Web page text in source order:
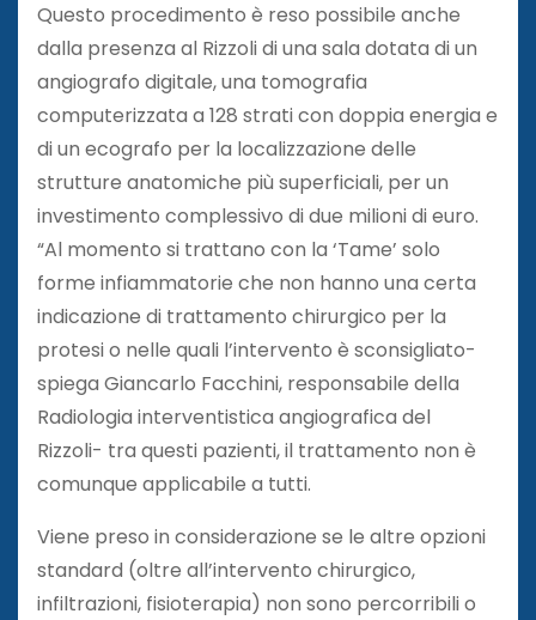
Questo procedimento è reso possibile anche
dalla presenza al Rizzoli di una sala dotata di un
angiografo digitale, una tomografia
computerizzata a 128 strati con doppia energia e
di un ecografo per la localizzazione delle
strutture anatomiche più superficiali, per un
investimento complessivo di due milioni di euro.
“Al momento si trattano con la ‘Tame’ solo
forme infiammatorie che non hanno una certa
indicazione di trattamento chirurgico per la
protesi o nelle quali l’intervento è sconsigliato-
spiega Giancarlo Facchini, responsabile della
Radiologia interventistica angiografica del
Rizzoli- tra questi pazienti, il trattamento non è
comunque applicabile a tutti.
Viene preso in considerazione se le altre opzioni
standard (oltre all’intervento chirurgico,
infiltrazioni, fisioterapia) non sono percorribili o